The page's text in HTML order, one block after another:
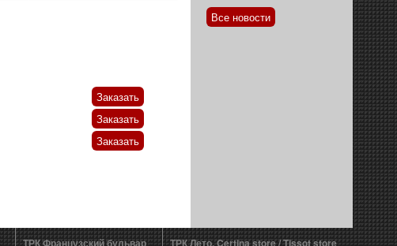
Заказать
Заказать
Заказать
Все новости
ТРК Французский бульвар ТРК Лето. Certina store / Tissot store